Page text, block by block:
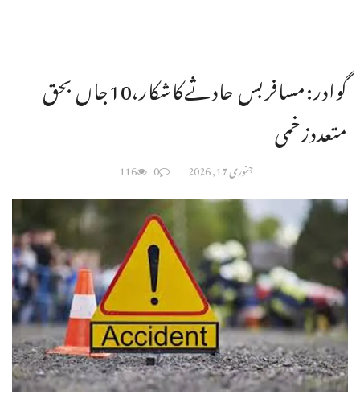
گوادر:مسافربس حادثےکاشکار،10جاں بحق
متعددزخمی
جنوری 17, 2026 0
116